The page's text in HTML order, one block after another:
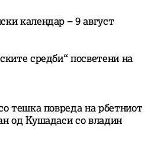
календар – 9 август
средби“ посветени на
тешка повреда на рбетниот
од Кушадаси со владин